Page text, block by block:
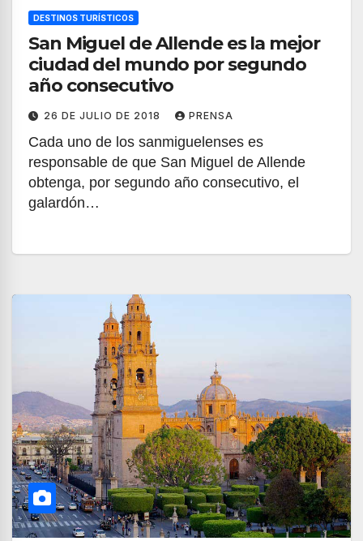
DESTINOS TURÍSTICOS
San Miguel de Allende es la mejor
ciudad del mundo por segundo
año consecutivo
26 DE JULIO DE 2018 PRENSA
Cada uno de los sanmiguelenses es
responsable de que San Miguel de Allende
obtenga, por segundo año consecutivo, el
galardón…